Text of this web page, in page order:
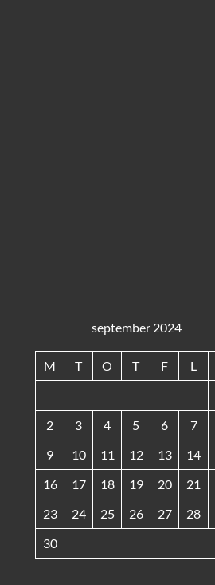
september 2024
M T O T F L
2
3 4 5 6 7
9
10 11 12 13 14
16
17 18 19 20 21
23
24 25 26 27 28
30